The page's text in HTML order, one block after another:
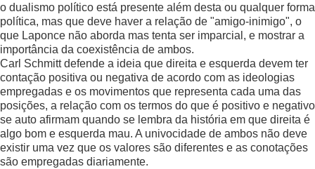
o dualismo político está presente além desta ou qualquer forma
política, mas que deve haver a relação de "amigo-inimigo", o
que Laponce não aborda mas tenta ser imparcial, e mostrar a
importância da coexistência de ambos.
Carl Schmitt defende a ideia que direita e esquerda devem ter
contação positiva ou negativa de acordo com as ideologias
empregadas e os movimentos que representa cada uma das
posições, a relação com os termos do que é positivo e negativo
se auto afirmam quando se lembra da história em que direita é
algo bom e esquerda mau. A univocidade de ambos não deve
existir uma vez que os valores são diferentes e as conotações
são empregadas diariamente.